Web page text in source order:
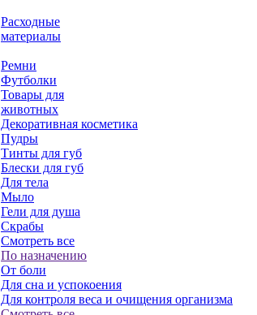
Расходные
материалы
Ремни
Футболки
Товары для
животных
Декоративная косметика
Пудры
Тинты для губ
Блески для губ
Для тела
Мыло
Гели для душа
Скрабы
Смотреть все
По назначению
От боли
Для сна и успокоения
Для контроля веса и очищения организма